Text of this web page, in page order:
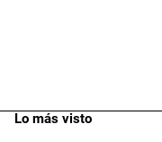
Lo más visto